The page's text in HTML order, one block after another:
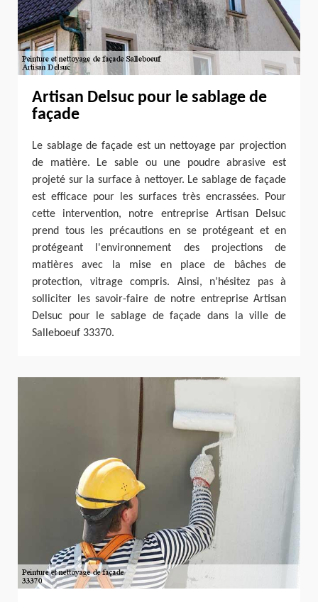
Artisan Delsuc pour le sablage de
façade
Le sablage de façade est un nettoyage par projection
de matière. Le sable ou une poudre abrasive est
projeté sur la surface à nettoyer. Le sablage de façade
est efficace pour les surfaces très encrassées. Pour
cette intervention, notre entreprise Artisan Delsuc
prend tous les précautions en se protégeant et en
protégeant l'environnement des projections de
matières avec la mise en place de bâches de
protection, vitrage compris. Ainsi, n’hésitez pas à
solliciter les savoir-faire de notre entreprise Artisan
Delsuc pour le sablage de façade dans la ville de
Salleboeuf 33370.